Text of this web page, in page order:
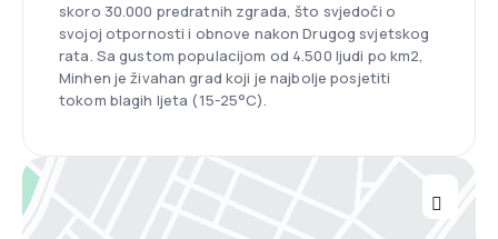
skoro 30.000 predratnih zgrada, što svjedoči o
svojoj otpornosti i obnove nakon Drugog svjetskog
rata. Sa gustom populacijom od 4.500 ljudi po km2,
Minhen je živahan grad koji je najbolje posjetiti
tokom blagih ljeta (15-25°C).